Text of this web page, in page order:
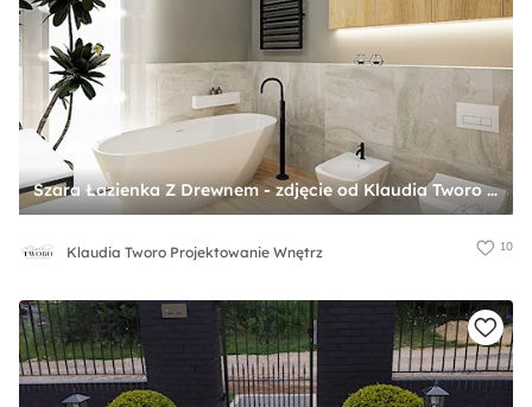
Szara Łazienka Z Drewnem - zdjęcie od Klaudia Tworo Projektowanie Wnętrz
Klaudia Tworo Projektowanie Wnętrz 10